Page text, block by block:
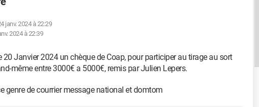
janv. 2024 à 22:29
2024 à 22:39
20 Janvier 2024 un chèque de Coap, pour participer au tirage au sort
même entre 3000€ a 5000€, remis par Julien Lepers.
genre de courrier message national et domtom